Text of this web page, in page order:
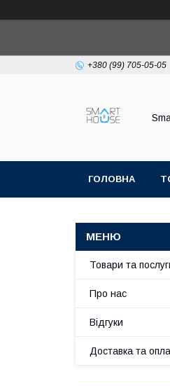
+380 (99) 705-05-05
ГОЛОВНА
Товари та
Про нас
Відгуки
Доставка та